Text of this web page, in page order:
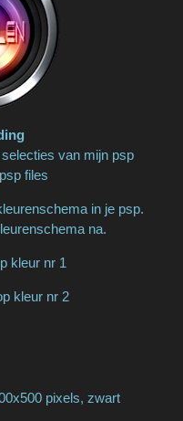
van mijn psp
files
in je psp.
na.
kleur nr 1
kleur nr 2
pixels, zwart